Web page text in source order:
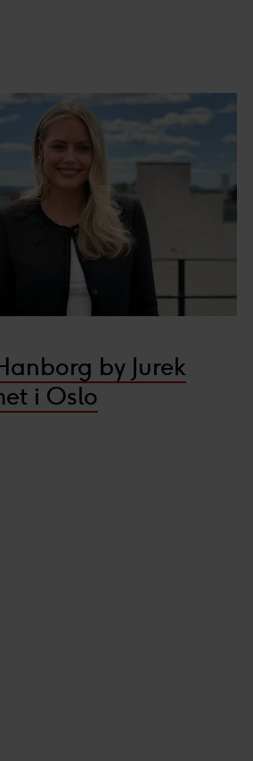
by Jurek
i Oslo